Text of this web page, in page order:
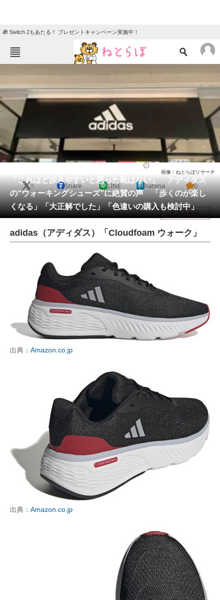
🎁 Switch 2もあたる！ プレゼントキャンペーン実施中！
エンタメ クイズ
グルメ 地域
住まい 教育・育児
動物 リサーチ
会員記事
メディア
注目記事を集めた総合ページ
ITの今と未来を見通す
スマホと通信の最新トレンド
進化するPCとデバイスの未来
好きが集まる 比べて選べる
ビジネスと働き方のヒント
AI活用のいまが分かる
経営リーダーのコミュニティ
マーケ×ITの今がよく分かる
ITエンジニア向け専門サイト
企業向けIT製品の総合サイト
IT製品の技術・比較・事例
製造業のIT導入・活用を支援
「これほど歩きやすいと思った靴はない」 アディダス
の“ウォーキングシューズ”に絶賛の声 「歩くのが楽し
くなる」「大正解でした」「色違いの購入も検討中」
画像：ねとらぼリサーチ
X Share LINE hatena 0
目次を表示
adidas（アディダス）「Cloudfoam ウォーク」
出典： Amazon.co.jp
出典： Amazon.co.jp